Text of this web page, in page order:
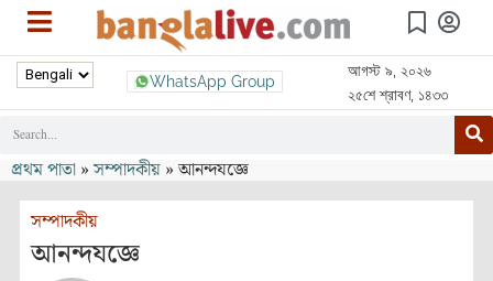
WhatsApp Group
আগস্ট ৯, ২০২৬
২৫শে শ্রাবণ, ১৪৩৩
প্রথম পাতা »সম্পাদকীয় »আনন্দযজ্ঞে
সম্পাদকীয়
আনন্দযজ্ঞে